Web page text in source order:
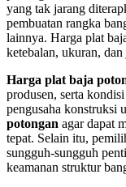
yang tak jarang
pembuatan rangka
lainnya. Harga plat
ketebalan, ukuran,
Harga plat baja
produsen, serta
pengusaha konstruksi
potongan agar dapat
tepat. Selain itu,
sungguh-sungguh
keamanan struktur